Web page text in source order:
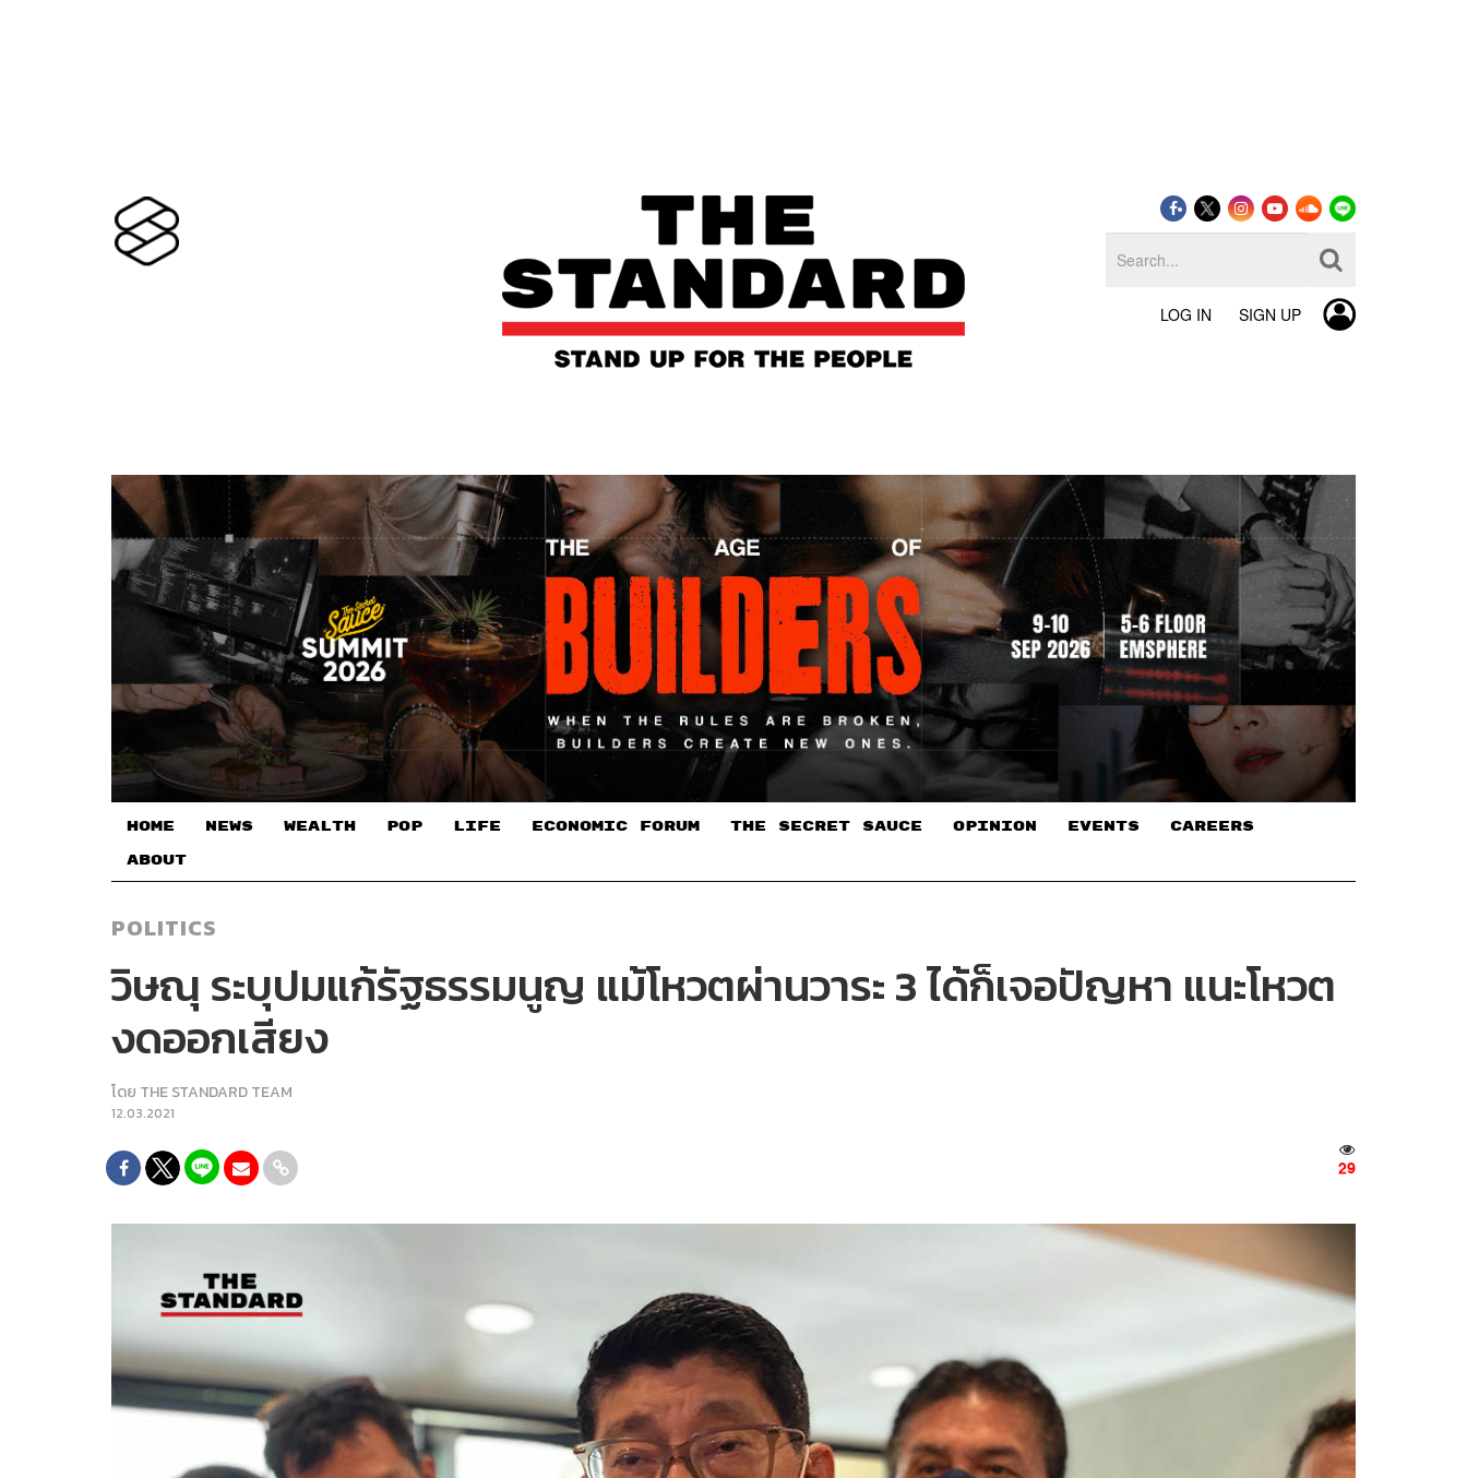
LOG IN SIGN UP
HOME NEWS WEALTH POP LIFE ECONOMIC FORUM THE SECRET SAUCE​ OPINION EVENTS CAREERS
ABOUT
POLITICS
วิษณุ ระบุปมแก้รัฐธรรมนูญ แม้โหวตผ่านวาระ 3 ได้ก็เจอปัญหา แนะโหวต
งดออกเสียง
โดย THE STANDARD TEAM
12.03.2021
29